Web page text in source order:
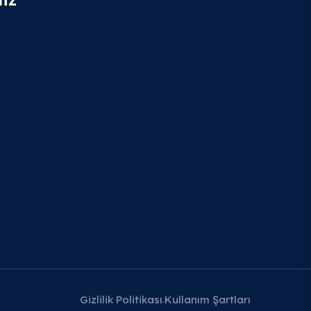
Gizlilik Politikası Kullanım Şartları